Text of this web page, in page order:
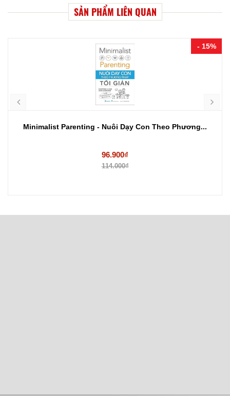
SẢN PHẨM LIÊN QUAN
- 15%
Minimalist Parenting - Nuôi Dạy Con Theo Phương...
96.900₫
114.000₫